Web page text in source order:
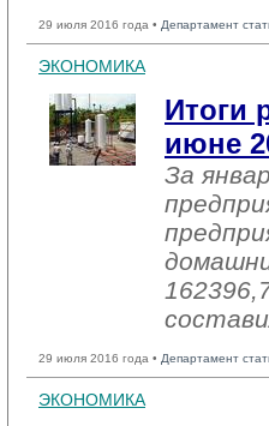
29 июля 2016 года • Департамент
ЭКОНОМИКА
Итоги
июне
За
29 июля 2016 года • Департамент
ЭКОНОМИКА